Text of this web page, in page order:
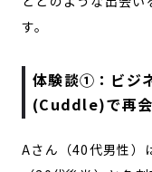
す。
体験談①：ビジ
(Cuddle)で再会
Aさん（40代男性）